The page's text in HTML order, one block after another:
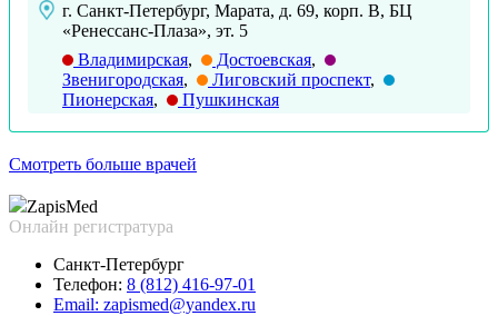
г. Санкт-Петербург, Марата, д. 69, корп. В, БЦ
«Ренессанс-Плаза», эт. 5
Владимирская, Достоевская,
Звенигородская, Лиговский проспект,
Пионерская, Пушкинская
Смотреть больше врачей
ZapisMed
Онлайн регистратура
Санкт-Петербург
Телефон: 8 (812) 416-97-01
Email: zapismed@yandex.ru